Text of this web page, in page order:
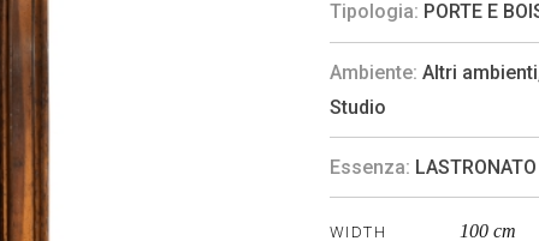
Tipologia: PORTE E
Ambiente: Altri ambienti
Studio
Essenza: LASTRONATO
WIDTH 100 cm